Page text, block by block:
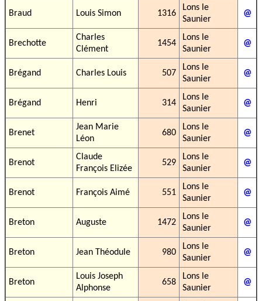
Braud Louis Simon 1316
Lons le
Saunier
@
Brechotte
Charles
Clément
1454
Lons le
Saunier
@
Brégand Charles Louis 507
Lons le
Saunier
@
Brégand Henri 314
Lons le
Saunier
@
Brenet
Jean Marie
Léon
680
Lons le
Saunier
@
Brenot
Claude
François Elizée
529
Lons le
Saunier
@
Brenot François Aimé 551
Lons le
Saunier
@
Breton Auguste 1472
Lons le
Saunier
@
Breton Jean Théodule 980
Lons le
Saunier
@
Breton
Louis Joseph
Alphonse
658
Lons le
Saunier
@